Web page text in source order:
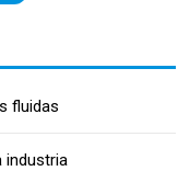
fluidas
industria